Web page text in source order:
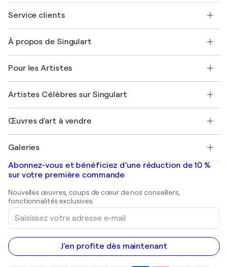
Service clients
Expédition
Offrir une carte cadeau
Rejoignez notre programme commercial
Mon compte
+33 1 76 44 06 42
À propos de Singulart
FAQ
Magazine Singulart
Emplois
Découvrez une sélection d'art original
Pour les Artistes
Se connecter en tant qu'Artiste
Artistes Célèbres sur Singulart
Marc Chagall
Banksy
Mr. Brainwash
Shepard Fairey
Œuvres d'art à vendre
Tableaux abstraits à vendre
Peintures de paysage
Estampes
Peintures acryliques
Galeries
Galeries d'art en France
Galeries d'art en Belgique
Abonnez-vous et bénéficiez d’une réduction de 10 %
sur votre première commande
Nouvelles œuvres, coups de cœur de nos conseillers,
fonctionnalités exclusives.
Saisissez
votre
adresse
e-
mail
J'en profite dès maintenant